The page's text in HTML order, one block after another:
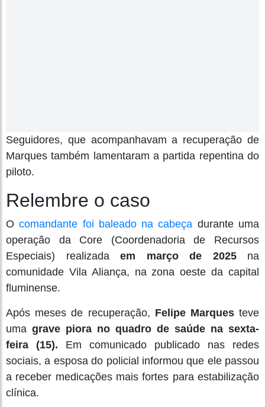
Seguidores, que acompanhavam a recuperação de
Marques também lamentaram a partida repentina do
piloto.
Relembre o caso
Ocomandante foi baleado na cabeça durante uma
operação da Core (Coordenadoria de Recursos
Especiais) realizada em março de 2025na
comunidade Vila Aliança, na zona oeste da capital
fluminense.
Após meses de recuperação, Felipe Marquesteve
uma grave piora no quadro de saúde na sexta-
feira (15). Em comunicado publicado nas redes
sociais, a esposa do policial informou que ele passou
a receber medicações mais fortes para estabilização
clínica.